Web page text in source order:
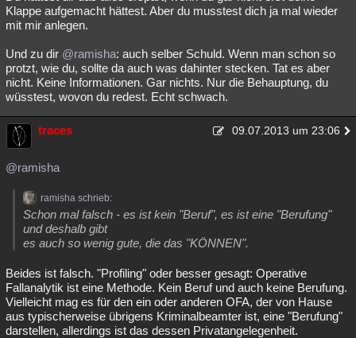
Klappe aufgemacht hättest. Aber du musstest dich ja mal wieder
mit mir anlegen.
Und zu dir @ramisha: auch selber Schuld. Wenn man schon so
protzt, wie du, sollte da auch was dahinter stecken. Tat es aber
nicht. Keine Informationen. Gar nichts. Nur die Behauptung, du
wüsstest, wovon du redest. Echt schwach.
traces 09.07.2013 um 23:06
@ramisha
ramisha schrieb:
Schon mal falsch - es ist kein "Beruf", es ist eine "Berufung"
und deshalb gibt
es auch so wenig gute, die das "KÖNNEN".
Beides ist falsch. "Profiling" oder besser gesagt: Operative
Fallanalytik ist eine Methode. Kein Beruf und auch keine Berufung.
Vielleicht mag es für den ein oder anderen OFA, der von Hause
aus typischerweise übrigens Kriminalbeamter ist, eine "Berufung"
darstellen, allerdings ist das dessen Privatangelegenheit.